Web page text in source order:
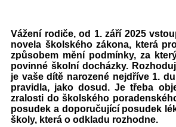
Vážení rodiče, od 1. září 2025
novela školského zákona, která
způsobem mění podmínky, za
povinné školní docházky.
je vašedítě narozené nejdříve 1.
pravidla, jako dosud.Je třeba
zralosti do školského
posudek a doporučující posudek
školy, která o odkladu rozhodne.